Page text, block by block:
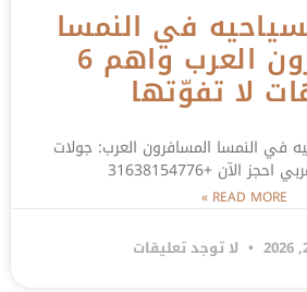
في النمسا
المسافرون العرب واهم 6
لا تفوّتها
في النمسا المسافرون العرب: جولات
الآن +31638154776
READ MORE »
لا توجد تعليقات